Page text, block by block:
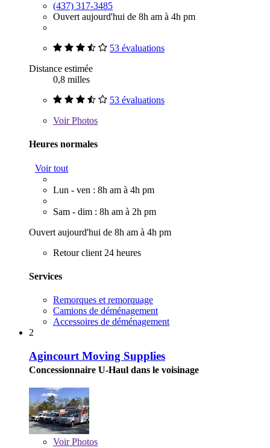
(437) 317-3485
Ouvert aujourd'hui de 8h am à 4h pm
53 évaluations
Distance estimée
0,8 milles
53 évaluations
VoirPhotos
Heures normales
Voir tout
Lun - ven : 8h am à 4h pm
Sam - dim : 8h am à 2h pm
Ouvert aujourd'hui de 8h am à 4h pm
Retour client 24 heures
Services
Remorques et remorquage
Camions de déménagement
Accessoires de déménagement
2
Agincourt Moving Supplies
Concessionnaire U-Haul dans le voisinage
VoirPhotos